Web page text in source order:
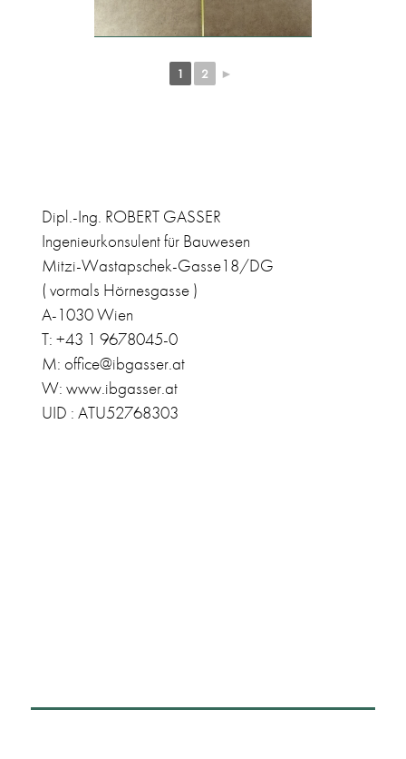
1 2 ►
Dipl.-Ing. ROBERT GASSER
Ingenieurkonsulent für Bauwesen
Mitzi-Wastapschek-Gasse18/DG
( vormals Hörnesgasse )
A-1030 Wien
T: +43 1 9678045-0
M: office@ibgasser.at
W: www.ibgasser.at
UID : ATU52768303